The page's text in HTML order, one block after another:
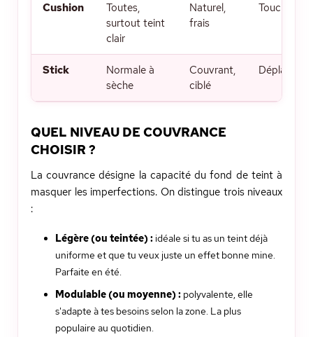
Cushion
Toutes,
surtout teint
clair
Naturel,
frais
Touche
Stick
Normale à
sèche
Couvrant,
ciblé
QUEL NIVEAU DE COUVRANCE
CHOISIR ?
La couvrance désigne la capacité du fond de teint à
masquer les imperfections. On distingue trois niveaux
:
Légère (ou teintée) : idéale si tu as un teint déjà
uniforme et que tu veux juste un effet bonne mine.
Parfaite en été.
Modulable (ou moyenne) : polyvalente, elle
s'adapte à tes besoins selon la zone. La plus
populaire au quotidien.